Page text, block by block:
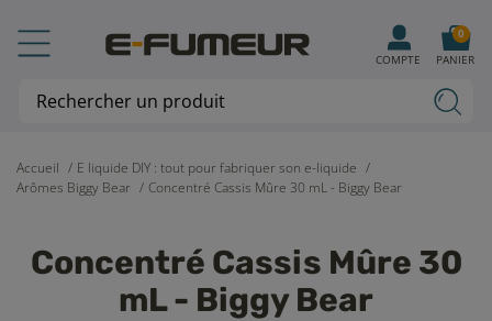
Accueil
E liquide DIY : tout pour fabriquer son e-liquide
Arômes Biggy Bear
Concentré Cassis Mûre 30 mL - Biggy Bear
Concentré Cassis Mûre 30
mL - Biggy Bear
COMPTE PANIER
0